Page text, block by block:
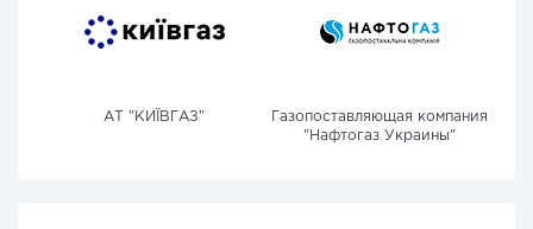
АТ "КИЇВГАЗ"
Газопоставляющая компания
"Нафтогаз Украины"